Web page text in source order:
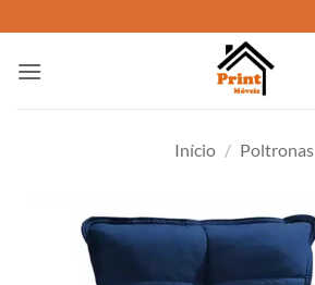
to
content
Início / Poltronas